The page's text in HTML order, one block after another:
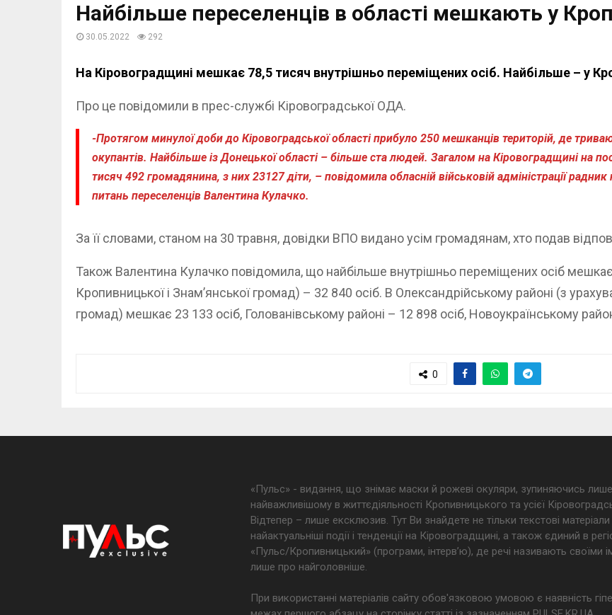
Найбільше переселенців в області мешкають у
30.05.2022 292
На Кіровоградщині мешкає 78,5 тисяч внутрішньо переміщених осіб. Найбільше – у
Про це повідомили в прес-службі Кіровоградської ОДА.
-Протягом минулої доби до Кіровоградської області прибуло 250 мешканців територій, де
окупантів. Найбільше із Донецької області – більше ста людей. Загалом на Кіровоградщині на
тисяч 492 громадянина, з них 23127 діти, – повідомила обласній військовій адміністрації
питань переселенців Валентина Кулачко.
За її словами, станом на 30 травня, довідки ВПО видано усім громадянам, хто подав
Також Валентина Кулачко повідомила, що найбільше внутрішньо переміщених осіб
Кропивницької і Знам’янської громад) – 32 840 осіб. В Олександрійському районі (з
громад) мешкає 23 133 осіб, Голованівському районі – 12 898 осіб, Новоукраїнському
0
«Пульс» - видання, що знімає маски й рожеві окуляри, зупиняючись
найважливішому в життєдіяльності Кропивницького та усієї
Відтепер – лише ексклюзив. Тут Ви знайдете не тільки текстові
найактуальніші події і тенденції на Кіровоградщині, а також єдиний в
«Пульс/Кропивницький» (програми, інтерв’ю), де речі називають своїми
лише про найголовніше.
При використанні матеріалів сайту обов'язковою умовою є наявність